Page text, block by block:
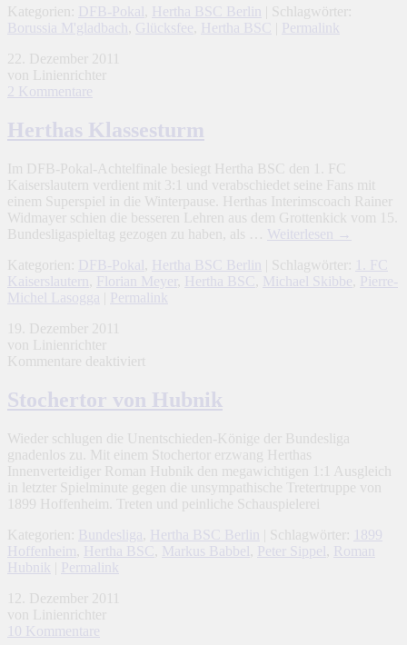
Kategorien:
DFB-Pokal , Hertha BSC Berlin | Schlagwörter:
Borussia M'gladbach, Glücksfee, Hertha BSC
Permalink
22. Dezember 2011
von Linienrichter
2 Kommentare
Herthas Klassesturm
Im DFB-Pokal-Achtelfinale besiegt Hertha BSC den 1. FC
Kaiserslautern verdient mit 3:1 und verabschiedet seine Fans mit
einem Superspiel in die Winterpause. Herthas Interimscoach Rainer
Widmayer schien die besseren Lehren aus dem Grottenkick vom 15.
Bundesligaspieltag gezogen zu haben, als … Weiterlesen
→
Kategorien:
DFB-Pokal Hertha BSC Berlin | Schlagwörter:
1. FC
Kaiserslautern
Florian Meyer Hertha BSC Michael Skibbe
Pierre-
Michel Lasogga
Permalink
19. Dezember 2011
von Linienrichter
Kommentare deaktiviert
von
Hubnik
Stochertor von Hubnik
Wieder schlugen die Unentschieden-Könige der Bundesliga
gnadenlos zu. Mit einem Stochertor erzwang Herthas
Innenverteidiger Roman Hubnik den megawichtigen 1:1 Ausgleich
in letzter Spielminute gegen die unsympathische Tretertruppe von
1899 Hoffenheim. Treten und peinliche Schauspielerei
Kategorien:
Bundesliga Hertha BSC Berlin | Schlagwörter:
1899
Hoffenheim
Hertha BSC Markus Babbel Peter Sippel
Roman
Hubnik
Permalink
12. Dezember 2011
von Linienrichter
10 Kommentare